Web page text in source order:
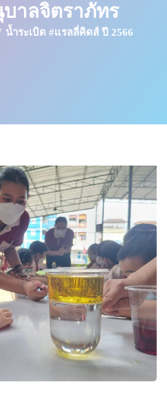
บาลจิตราภัทร
น้ำระเบิด #แรลลี่คิดส์ ปี 2566